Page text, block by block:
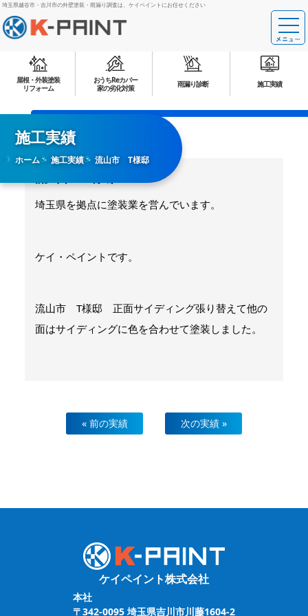
埼玉県越谷市・吉川市の外壁塗装・雨漏り調査は、ケイペイントにお任せください
屋根・外装塗装
リフォーム
おうちReカバー
家の劣化対策
雨漏り診断 施工実績
施工実績
ホーム 施工実績 流山市 T様邸
埼玉県を拠点に塗装業を営んでいます。
ケイ・ペイントです。
流山市 T様邸 正面サイディング張り替えて他の
面はサイディングに色を合わせて塗装しました。
« 前の実績 次の実績 »
ケイペイント株式会社
本社
〒342-0095 埼玉県吉川市川藤1604-2